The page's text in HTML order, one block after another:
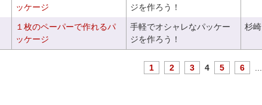
ッケージ
ジを作ろう！
１枚のペーパーで作れるパ
ッケージ
手軽でオシャレなパッケー
ジを作ろう！
杉崎
1 2 3 4 5 6